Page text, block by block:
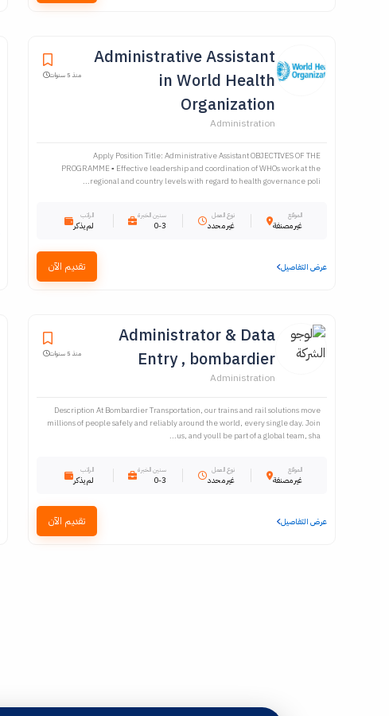
Administrative Assistant
in World Health
Organization
Administration
منذ 5 سنوات
Apply Position Title: Administrative Assistant OBJECTIVES OF THE
PROGRAMME ▪ Effective leadership and coordination of WHOs work at the
regional and country levels with regard to health governance poli...
الموقع
غير مصنفة
نوع العمل
غير محدد
سنين الخبرة
0-3
الراتب
لم يذكر
عرض التفاصيل تقديم الآن
Administrator & Data
Entry , bombardier
Administration
منذ 5 سنوات
Description At Bombardier Transportation, our trains and rail solutions move
millions of people safely and reliably around the world, every single day. Join
us, and youll be part of a global team, sha...
الموقع
غير مصنفة
نوع العمل
غير محدد
سنين الخبرة
0-3
الراتب
لم يذكر
عرض التفاصيل تقديم الآن